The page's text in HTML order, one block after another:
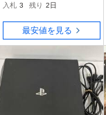
型
入札 3 残り 2日
最安値を見る